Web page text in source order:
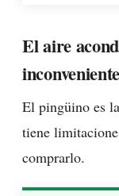
El aire
El pingüino es
tiene
comprarlo.